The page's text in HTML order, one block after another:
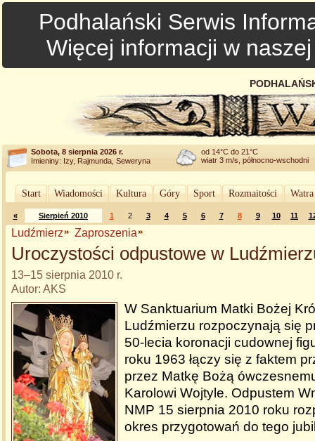
Podhalański Serwis
Więcej informacji w
Sobota, 8 sierpnia 2026 r.
Imieniny: Izy, Rajmunda, Seweryna
od 14°C do 21°C
wiatr 3 m/s, północno-wschodni
Start Wiadomości Kultura Góry Sport Rozmaitości
« Sierpień 2010 1 2 3 4 5 6 7 8 9 10 11
Ludźmierz Zaproszenia
Uroczystości odpustowe w
13–15 sierpnia 2010 r.
Autor: AKS
W Sanktuarium Matki Bożej
Ludźmierzu rozpoczynają się
50-lecia koronacji cudownej
roku 1963 łączy się z faktem
przez Matkę Bożą
Karolowi Wojtyle. Odpustem
NMP 15 sierpnia 2010 roku
okres przygotowań do tego